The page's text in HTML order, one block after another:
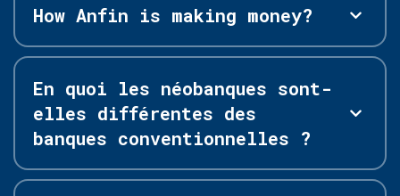
How Anfin is making money?
En quoi les néobanques sont-
elles différentes des
banques conventionnelles ?